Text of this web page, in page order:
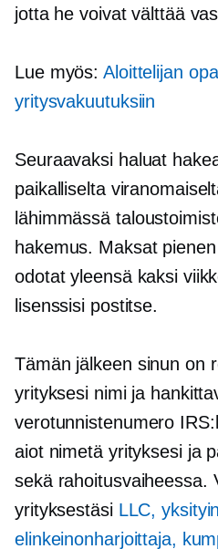
jotta he voivat välttää
Lue myös:Aloittelijan
yritysvakuutuksiin
Seuraavaksi haluat
paikalliselta
lähimmässä
hakemus. Maksat
odotat yleensä kaksi
lisenssisi postitse.
Tämän jälkeen sinun on
yrityksesi nimi ja
verotunnistenumero
aiot nimetä yrityksesi ja
sekä rahoitusvaiheessa.
yrityksestäsi LLC,
elinkeinonharjoittaja,